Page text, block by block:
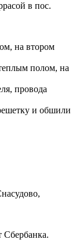
в пос.
на втором
полом, на
провода
и обшили
Сбербанка.